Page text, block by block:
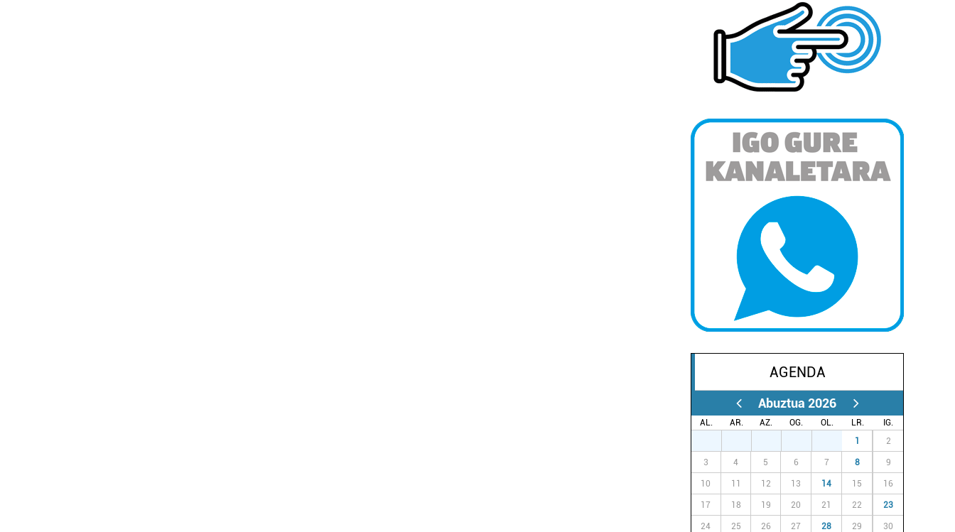
AGENDA
Abuztua 2026
AL. AR. AZ. OG. OL. LR.
IG.
1 2
3 4 5 6 7 8 9
10 11 12 13 14 15 16
17 18 19 20 21 22 23
24 25 26 27 28 29 30